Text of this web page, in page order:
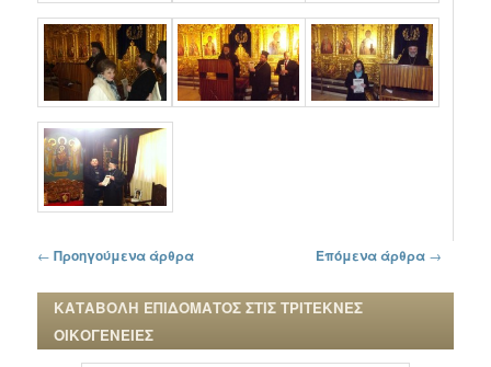
Πλοήγηση στα άρθρα
← Προηγούμενα άρθρα Επόμενα άρθρα →
ΚΑΤΑΒΟΛΗ ΕΠΙΔΟΜΑΤΟΣ ΣΤΙΣ ΤΡΙΤΕΚΝΕΣ
ΟΙΚΟΓΕΝΕΙΕΣ